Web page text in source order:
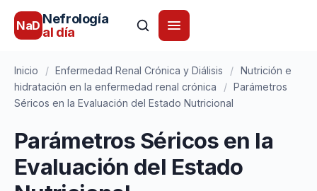
NaD Nefrología
al día
Inicio / Enfermedad Renal Crónica y Diálisis / Nutrición e
hidratación en la enfermedad renal crónica
/ Parámetros
Séricos en la Evaluación del Estado Nutricional
Parámetros Séricos en la
Evaluación del Estado